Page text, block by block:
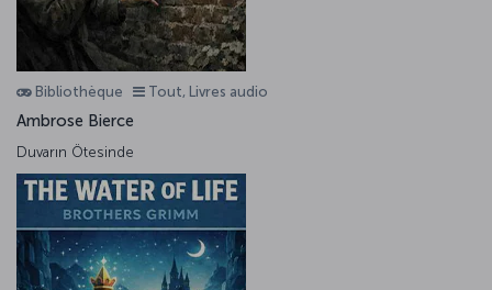
Bibliothèque Tout, Livres audio
Ambrose Bierce
Duvarın Ötesinde